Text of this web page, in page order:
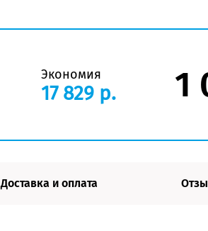
Экономия
17 829 р. 1
Доставка и оплата